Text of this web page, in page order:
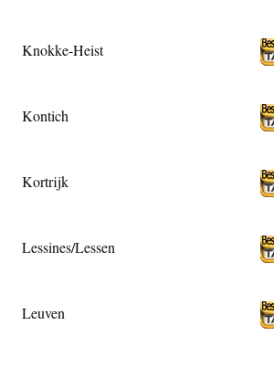
Knokke-Heist
Kontich
Kortrijk
Lessines/Lessen
Leuven